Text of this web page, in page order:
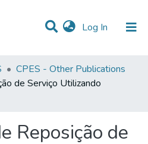
Log In (current)
CPES - Other Publications
de Serviço Utilizando
Reposição de